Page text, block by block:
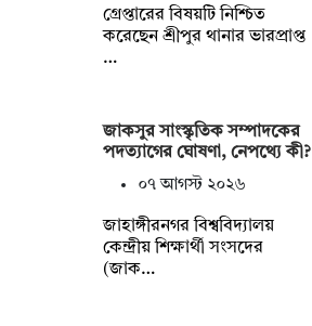
গ্রেপ্তারের বিষয়টি নিশ্চিত
করেছেন শ্রীপুর থানার ভারপ্রাপ্ত
…
জাকসুর সাংস্কৃতিক সম্পাদকের
পদত্যাগের ঘোষণা, নেপথ্যে কী?
০৭ আগস্ট ২০২৬
জাহাঙ্গীরনগর বিশ্ববিদ্যালয়
কেন্দ্রীয় শিক্ষার্থী সংসদের
(জাক…